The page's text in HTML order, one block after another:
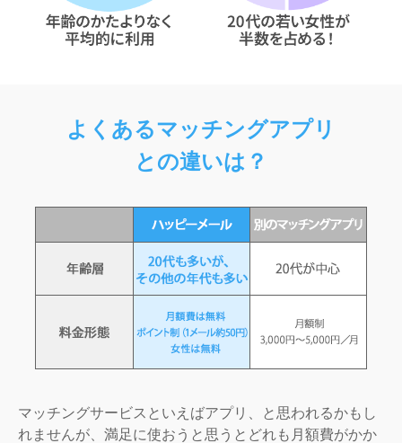
よくあるマッチングアプリ
との違いは？
マッチングサービスといえばアプリ、と思われるかもし
れませんが、満足に使おうと思うとどれも月額費がかか